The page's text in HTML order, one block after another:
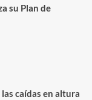
su Plan de
caídas en altura